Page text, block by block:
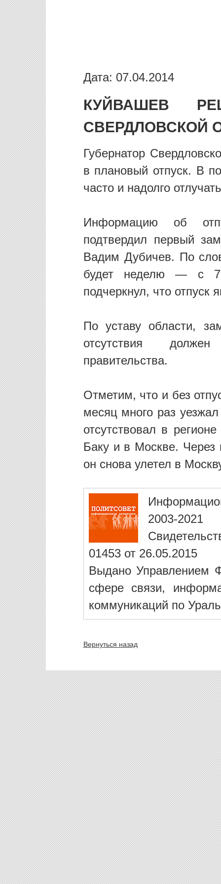
Дата: 07.04.2014
КУЙВАШЕВ
СВЕРДЛОВСКОЙ
Губернатор
в плановый отпуск. В
часто и надолго
Информацию об
подтвердил первый
Вадим Дубичев. По
будет неделю — с 7
подчеркнул, что отпуск
По уставу области,
отсутствия должен
правительства.
Отметим, что и без
месяц много раз
отсутствовал в
Баку и в Москве. Через
он снова улетел в
2003-2021
01453 от 26.05.2015
Выдано Управлением
сфере связи,
коммуникаций по
Вернуться назад